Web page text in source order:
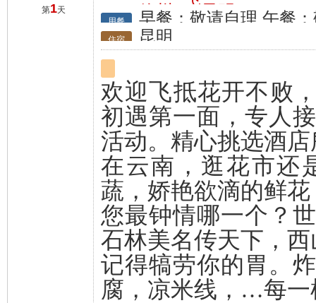
第1天 行程 徐州 昆明
用餐 早餐：敬请自理 午餐
住宿 昆明
欢迎飞抵花开不败
初遇第一面，专人
活动。精心挑选酒
在云南，逛花市还
蔬，娇艳欲滴的鲜
您最钟情哪一个？
石林美名传天下，
记得犒劳你的胃。
腐，凉米线，…每一